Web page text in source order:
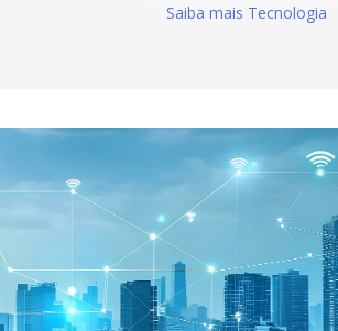
Saiba mais Tecnologia